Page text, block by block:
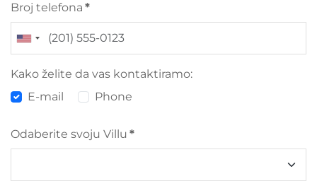
Broj telefona *
UNITED
+1
Kako želite da vas kontaktiramo:
E-mail
Phone
Odaberite svoju Villu *